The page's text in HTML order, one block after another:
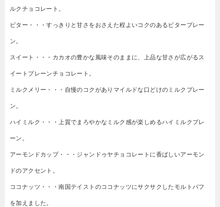
ルクチョコレート。
ビター・・・すっきりと甘さをおさえた程よいコクのあるビタープレー
ン。
スイート・・・カカオの豊かな風味そのままに、上品な甘さが広がるス
イートプレーンチョコレート。
ミルクメリー・・・自慢のコクがありマイルドな口どけのミルクプレー
ン。
ハイミルク・・・上質でまろやかなミルク感が楽しめるハイミルクプレ
ーン。
アーモンドカップ・・・ジャンドゥヤチョコレートに香ばしいアーモン
ドのアクセント。
ココナッツ・・・南国テイストのココナッツにサクサクしたモルトパフ
を加えました。